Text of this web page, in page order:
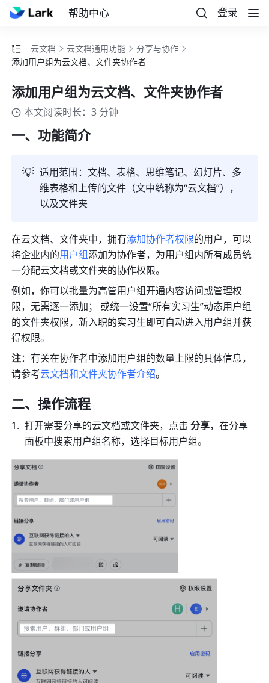
帮助中心 登录
云文档 云文档通用功能
分享与协作
添加用户组为云文档、文件夹协作者
添加用户组为云文档、文件夹协作者
本文阅读时长：3 分钟
一、功能简介
💡 适用范围：文档、表格、思维笔记、幻灯片、多
维表格和上传的文件（文中统称为“云文档”），
以及文件夹
在云文档、文件夹中，拥有添加协作者权限的用户，可以
将企业内的用户组添加为协作者，为用户组内所有成员统
一分配云文档或文件夹的协作权限。
例如，你可以批量为高管用户组开通内容访问或管理权
限，无需逐一添加； 或统一设置“所有实习生”动态用户组
的文件夹权限，新入职的实习生即可自动进入用户组并获
得权限。
注：有关在协作者中添加用户组的数量上限的具体信息，
请参考云文档和文件夹协作者介绍。
二、操作流程
打开需要分享的云文档或文件夹，点击 分享，在分享
面板中搜索用户组名称，选择目标用户组。